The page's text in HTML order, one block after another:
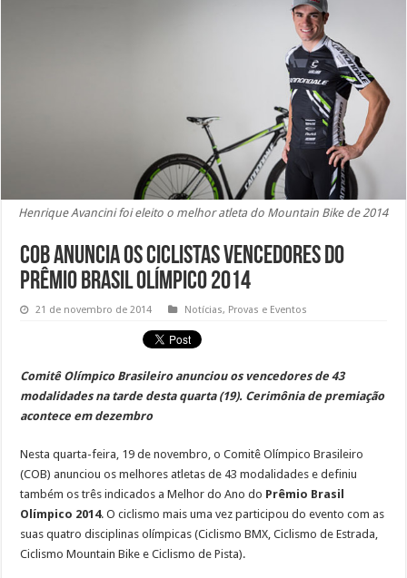
Henrique Avancini foi eleito o melhor atleta do Mountain Bike de 2014
COB anuncia os ciclistas vencedores do
Prêmio Brasil Olímpico 2014
21 de novembro de 2014 Notícias, Provas e Eventos
Comitê Olímpico Brasileiro anunciou os vencedores de 43
modalidades na tarde desta quarta (19). Cerimônia de premiação
acontece em dezembro
Nesta quarta-feira, 19 de novembro, o Comitê Olímpico Brasileiro
(COB) anunciou os melhores atletas de 43 modalidades e definiu
também os três indicados a Melhor do Ano do Prêmio Brasil
Olímpico 2014. O ciclismo mais uma vez participou do evento com as
suas quatro disciplinas olímpicas (Ciclismo BMX, Ciclismo de Estrada,
Ciclismo Mountain Bike e Ciclismo de Pista).